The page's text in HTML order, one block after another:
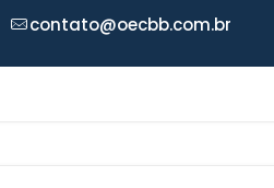
contato@oecbb.com.br